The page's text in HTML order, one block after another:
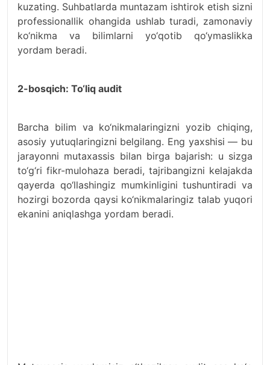
kuzating. Suhbatlarda muntazam ishtirok etish sizni
professionallik ohangida ushlab turadi, zamonaviy
ko‘nikma va bilimlarni yo‘qotib qo‘ymaslikka
yordam beradi.
2-bosqich: To‘liq audit
Barcha bilim va ko‘nikmalaringizni yozib chiqing,
asosiy yutuqlaringizni belgilang. Eng yaxshisi — bu
jarayonni mutaxassis bilan birga bajarish: u sizga
to‘g‘ri fikr-mulohaza beradi, tajribangizni kelajakda
qayerda qo‘llashingiz mumkinligini tushuntiradi va
hozirgi bozorda qaysi ko‘nikmalaringiz talab yuqori
ekanini aniqlashga yordam beradi.